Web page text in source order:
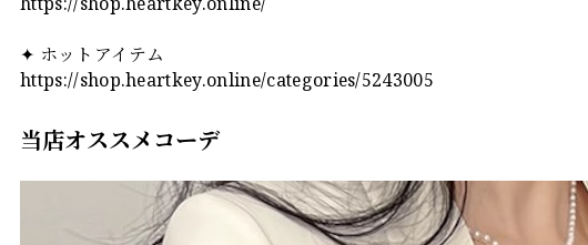
✦ ホットアイテム
https://shop.heartkey.online/categories/5243005
当店オススメコーデ